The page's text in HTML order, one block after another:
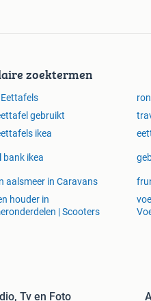
zoektermen
gebruikt
ikea
bank ikea
aalsmeer in Caravans
houder in
| Scooters
Tv en Foto